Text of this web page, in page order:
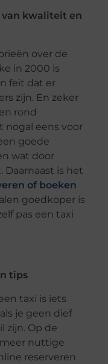
kwaliteit en
over de
in 2000 is
feit dat er
zijn. En zeker
rond
nogal eens voor
goede
wat door
Daarnaast is het
of boeken
goedkoper is
pas een taxi
tips
taxi is iets
je geen dief
zijn. Op de
meer nuttige
reserveren